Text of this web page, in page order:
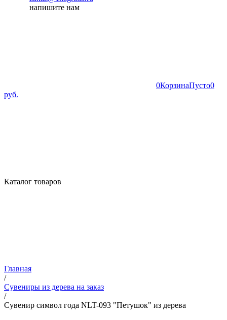
напишите нам
0КорзинаПусто0
руб.
Каталог товаров
Главная
/
Сувениры из дерева на заказ
/
Сувенир символ года NLT-093 "Петушок" из дерева